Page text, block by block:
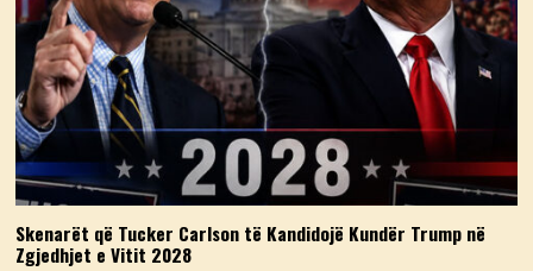
Skenarët që Tucker Carlson të Kandidojë Kundër Trump në
Zgjedhjet e Vitit 2028